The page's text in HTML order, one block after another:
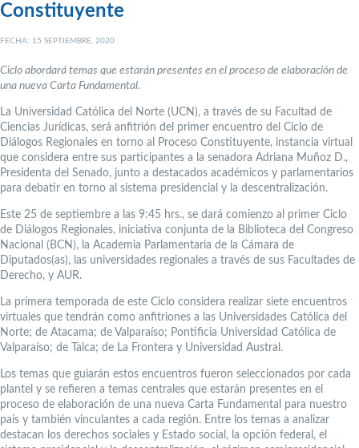
Constituyente
FECHA: 15 SEPTIEMBRE, 2020
Ciclo abordará temas que estarán presentes en el proceso de elaboración de
una nueva Carta Fundamental.
La Universidad Católica del Norte (UCN), a través de su Facultad de
Ciencias Jurídicas, será anfitrión del primer encuentro del Ciclo de
Diálogos Regionales en torno al Proceso Constituyente, instancia virtual
que considera entre sus participantes a la senadora Adriana Muñoz D.,
Presidenta del Senado, junto a destacados académicos y parlamentarios
para debatir en torno al sistema presidencial y la descentralización.
Este 25 de septiembre a las 9:45 hrs., se dará comienzo al primer Ciclo
de Diálogos Regionales, iniciativa conjunta de la Biblioteca del Congreso
Nacional (BCN), la Academia Parlamentaria de la Cámara de
Diputados(as), las universidades regionales a través de sus Facultades de
Derecho, y AUR.
La primera temporada de este Ciclo considera realizar siete encuentros
virtuales que tendrán como anfitriones a las Universidades Católica del
Norte; de Atacama; de Valparaíso; Pontificia Universidad Católica de
Valparaíso; de Talca; de La Frontera y Universidad Austral.
Los temas que guiarán estos encuentros fueron seleccionados por cada
plantel y se refieren a temas centrales que estarán presentes en el
proceso de elaboración de una nueva Carta Fundamental para nuestro
país y también vinculantes a cada región. Entre los temas a analizar
destacan los derechos sociales y Estado social, la opción federal, el